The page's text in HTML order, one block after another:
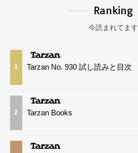
Ranking
今読まれてます
1 Tarzan No. 930 試し読みと目次
2 Tarzan Books